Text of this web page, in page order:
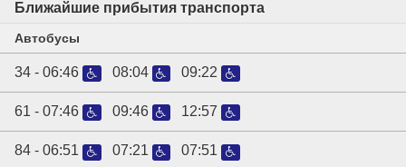
Ближайшие прибытия транспорта
Автобусы
34 - 06:46 08:04 09:22
61 - 07:46 09:46 12:57
84 - 06:51 07:21 07:51